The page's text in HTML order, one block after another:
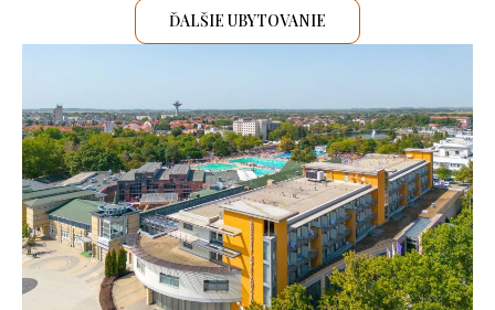
ĎALŠIE UBYTOVANIE